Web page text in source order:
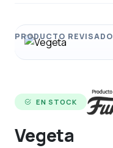
EN STOCK
Vegeta